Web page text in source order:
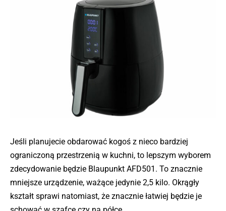
Jeśli planujecie obdarować kogoś z nieco bardziej
ograniczoną przestrzenią w kuchni, to lepszym wyborem
zdecydowanie będzie Blaupunkt AFD501. To znacznie
mniejsze urządzenie, ważące jedynie 2,5 kilo. Okrągły
kształt sprawi natomiast, że znacznie łatwiej będzie je